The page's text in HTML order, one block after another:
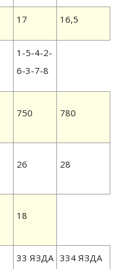
17 16,5
1-5-4-2-
6-3-7-8
750 780
26 28
18
33 ЯЗДА 334 ЯЗДА